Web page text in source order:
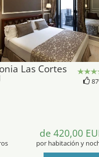
Las Cortes
de 420,00
por habitación y